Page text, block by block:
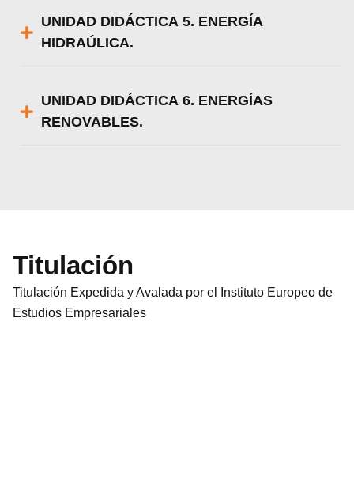
UNIDAD DIDÁCTICA 5. ENERGÍA
HIDRAÚLICA.
UNIDAD DIDÁCTICA 6. ENERGÍAS
RENOVABLES.
Titulación
Titulación Expedida y Avalada por el Instituto Europeo de
Estudios Empresariales